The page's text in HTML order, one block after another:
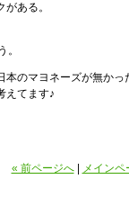
ある。
。
のマヨネーズが無かっ
えてます♪
« 前ページへ| メインペ